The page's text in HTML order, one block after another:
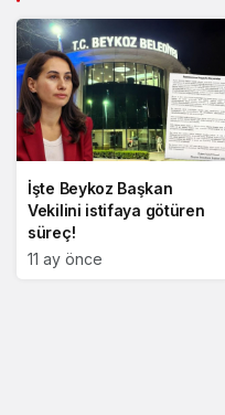
İşte Beykoz Başkan
Vekilini istifaya götüren
süreç!
11 ay önce